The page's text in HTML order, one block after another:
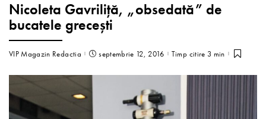
Nicoleta Gavriliţă, „obsedată” de
bucatele grecești
VIP Magazin Redactia septembrie 12, 2016 Timp citire 3 min